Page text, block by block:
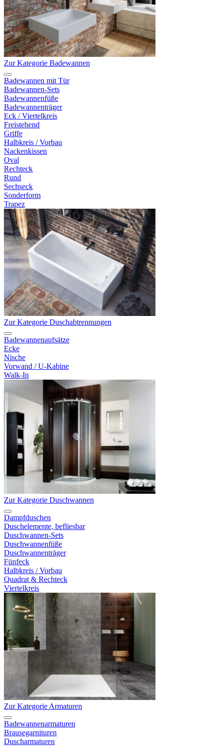
Zur Kategorie Badewannen
Badewannen mit Tür
Badewannen-Sets
Badewannenfüße
Badewannenträger
Eck / Viertelkreis
Freistehend
Griffe
Halbkreis / Vorbau
Nackenkissen
Oval
Rechteck
Rund
Sechseck
Sonderform
Trapez
Zur Kategorie Duschabtrennungen
Badewannenaufsätze
Ecke
Nische
Vorwand / U-Kabine
Walk-In
Zur Kategorie Duschwannen
Dampfduschen
Duschelemente, befliesbar
Duschwannen-Sets
Duschwannenfüße
Duschwannenträger
Fünfeck
Halbkreis / Vorbau
Quadrat & Rechteck
Viertelkreis
Zur Kategorie Armaturen
Badewannenarmaturen
Brausegarnituren
Duscharmaturen